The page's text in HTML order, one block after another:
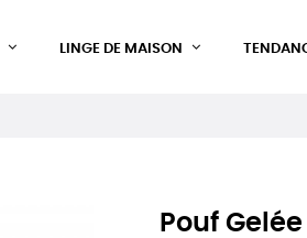
LINGE DE MAISON
Pouf